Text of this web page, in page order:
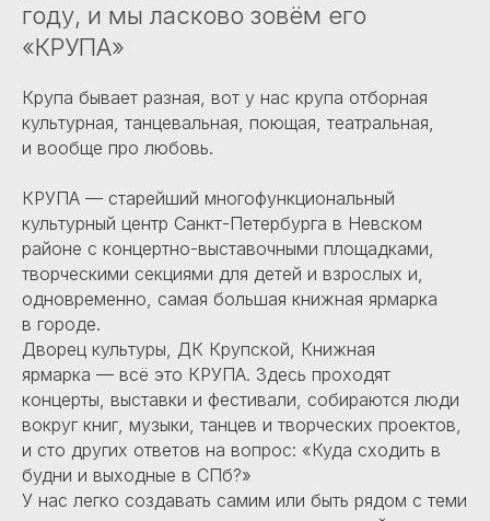
году, и мы ласково зовём его
«КРУПА»
Крупа бывает разная, вот у нас крупа отборная
культурная, танцевальная, поющая, театральная,
и вообще про любовь.
КРУПА — старейший многофункциональный
культурный центр Санкт-Петербурга в Невском
районе с концертно-выставочными площадками,
творческими секциями для детей и взрослых и,
одновременно, самая большая книжная ярмарка
в городе.
Дворец культуры, ДК Крупской, Книжная
ярмарка — всё это КРУПА. Здесь проходят
концерты, выставки и фестивали, собираются люди
вокруг книг, музыки, танцев и творческих проектов,
и сто других ответов на вопрос: «Куда сходить в
будни и выходные в СПб?»
У нас легко создавать самим или быть рядом с теми